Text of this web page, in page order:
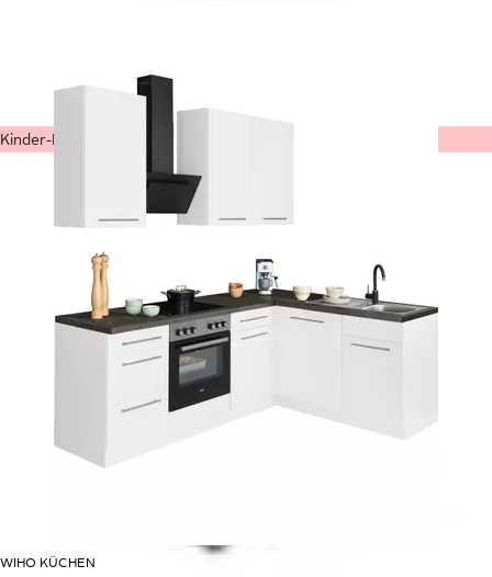
WIHO KÜCHEN
Kinder-Mode